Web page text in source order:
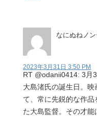
なにぬねノ
2023年3月31日 3:50 PM
RT @odanii0414: 3月
大島渚氏の誕生日。映
て、常に先鋭的な作品
た大島監督。その才能